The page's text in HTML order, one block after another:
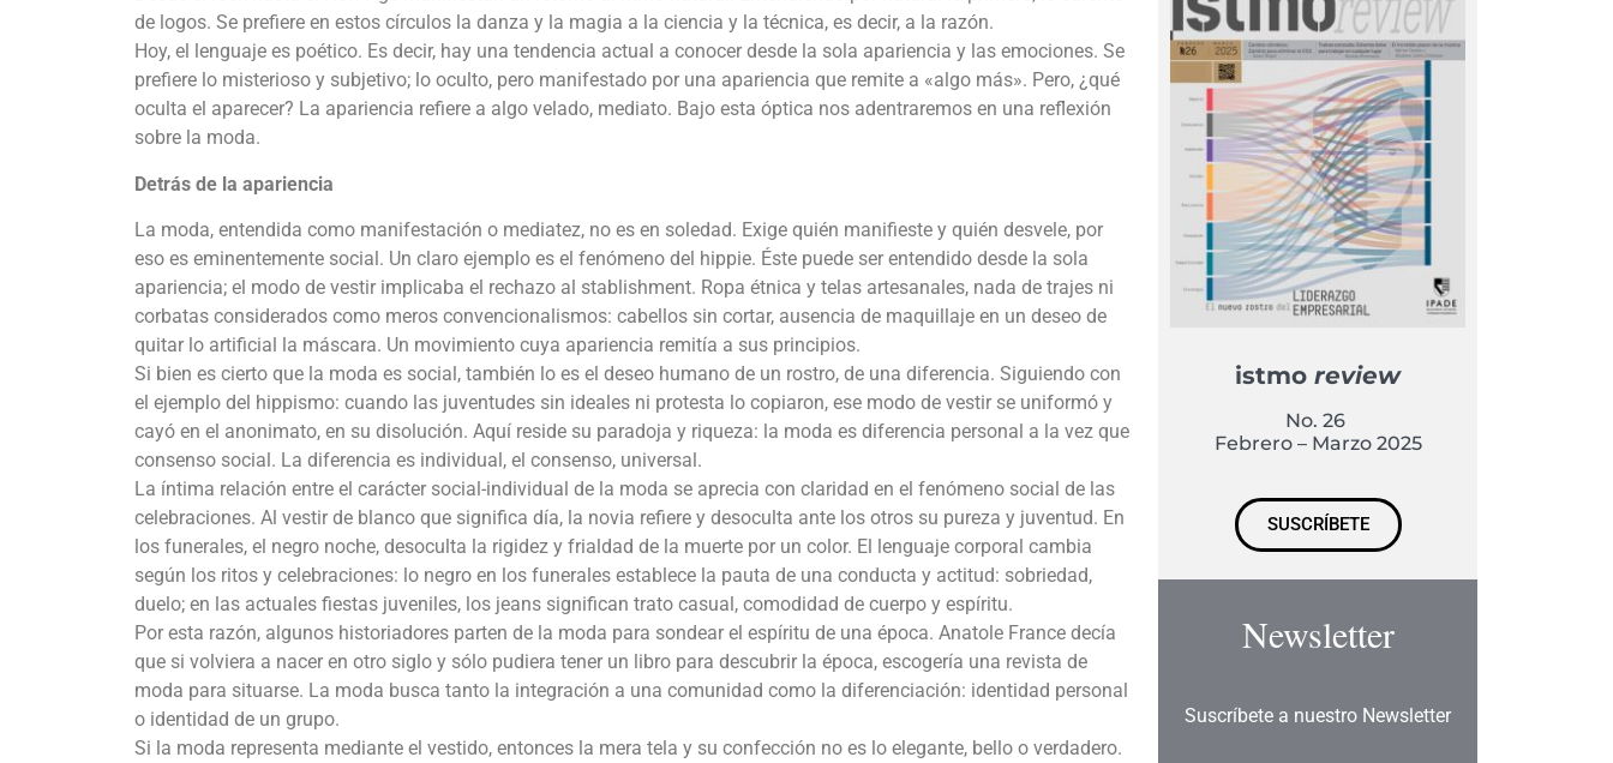
de logos. Se prefiere en estos círculos la danza y la magia a la ciencia y la técnica, es decir, a la razón.
Hoy, el lenguaje es poético. Es decir, hay una tendencia actual a conocer desde la sola apariencia y las emociones. Se
prefiere lo misterioso y subjetivo; lo oculto, pero manifestado por una apariencia que remite a «algo más». Pero, ¿qué
oculta el aparecer? La apariencia refiere a algo velado, mediato. Bajo esta óptica nos adentraremos en una reflexión
sobre la moda.
Detrás de la apariencia
La moda, entendida como manifestación o mediatez, no es en soledad. Exige quién manifieste y quién desvele, por
eso es eminentemente social. Un claro ejemplo es el fenómeno del hippie. Éste puede ser entendido desde la sola
apariencia; el modo de vestir implicaba el rechazo al stablishment. Ropa étnica y telas artesanales, nada de trajes ni
corbatas considerados como meros convencionalismos: cabellos sin cortar, ausencia de maquillaje en un deseo de
quitar lo artificial la máscara. Un movimiento cuya apariencia remitía a sus principios.
Si bien es cierto que la moda es social, también lo es el deseo humano de un rostro, de una diferencia. Siguiendo con
el ejemplo del hippismo: cuando las juventudes sin ideales ni protesta lo copiaron, ese modo de vestir se uniformó y
cayó en el anonimato, en su disolución. Aquí reside su paradoja y riqueza: la moda es diferencia personal a la vez que
consenso social. La diferencia es individual, el consenso, universal.
La íntima relación entre el carácter social-individual de la moda se aprecia con claridad en el fenómeno social de las
celebraciones. Al vestir de blanco que significa día, la novia refiere y desoculta ante los otros su pureza y juventud. En
los funerales, el negro noche, desoculta la rigidez y frialdad de la muerte por un color. El lenguaje corporal cambia
según los ritos y celebraciones: lo negro en los funerales establece la pauta de una conducta y actitud: sobriedad,
duelo; en las actuales fiestas juveniles, los jeans significan trato casual, comodidad de cuerpo y espíritu.
Por esta razón, algunos historiadores parten de la moda para sondear el espíritu de una época. Anatole France decía
que si volviera a nacer en otro siglo y sólo pudiera tener un libro para descubrir la época, escogería una revista de
moda para situarse. La moda busca tanto la integración a una comunidad como la diferenciación: identidad personal
o identidad de un grupo.
Si la moda representa mediante el vestido, entonces la mera tela y su confección no es lo elegante, bello o verdadero.
istmoreview
No. 26
Febrero – Marzo 2025
SUSCRÍBETE
Newsletter
Suscríbete a nuestro Newsletter